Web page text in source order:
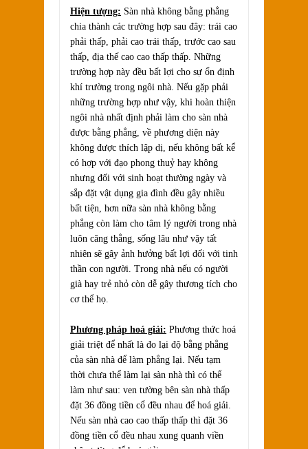
Hiện tượng: Sàn nhà không bằng phẳng
chia thành các trường hợp sau đây: trái cao
phải thấp, phải cao trái thấp, trước cao sau
thấp, địa thế cao cao thấp thấp. Những
trường hợp này đều bất lợi cho sự ổn định
khí trường trong ngôi nhà. Nếu gặp phải
những trường hợp như vậy, khi hoàn thiện
ngôi nhà nhất định phải làm cho sàn nhà
được bằng phẳng, về phương diện này
không được thích lập dị, nếu không bất kể
có hợp với đạo phong thuỷ hay không
nhưng đối với sinh hoạt thường ngày và
sắp đặt vật dụng gia đình đều gây nhiều
bất tiện, hơn nữa sàn nhà không bằng
phẳng còn làm cho tâm lý người trong nhà
luôn căng thẳng, sống lâu như vậy tất
nhiên sẽ gây ảnh hưởng bất lợi đối với tinh
thần con người. Trong nhà nếu có người
già hay trẻ nhỏ còn dễ gây thương tích cho
cơ thể họ.
Phương pháp hoá giải: Phương thức hoá
giải triệt để nhất là đo lại độ bằng phẳng
của sàn nhà để làm phẳng lại. Nếu tạm
thời chưa thể làm lại sàn nhà thì có thể
làm như sau: ven tường bên sàn nhà thấp
đặt 36 đồng tiền cổ đều nhau để hoá giải.
Nếu sàn nhà cao cao thấp thấp thì đặt 36
đồng tiền cổ đều nhau xung quanh viền